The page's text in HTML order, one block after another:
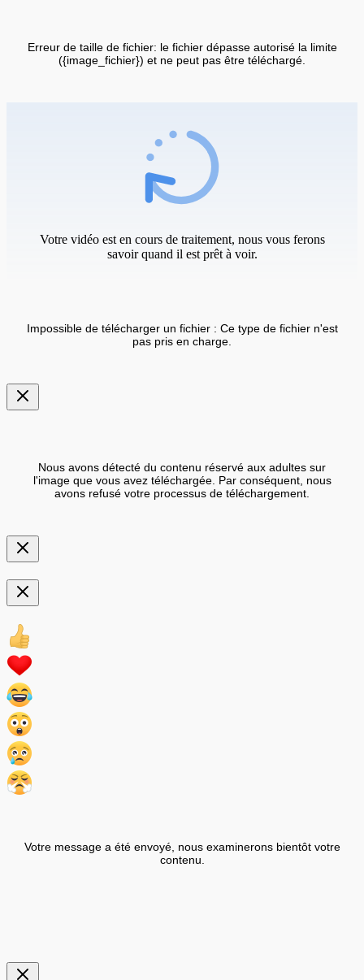
Erreur de taille de fichier: le fichier dépasse autorisé la limite
({image_fichier}) et ne peut pas être téléchargé.
Votre vidéo est en cours de traitement, nous vous ferons
savoir quand il est prêt à voir.
Impossible de télécharger un fichier : Ce type de fichier n'est
pas pris en charge.
Nous avons détecté du contenu réservé aux adultes sur
l'image que vous avez téléchargée. Par conséquent, nous
avons refusé votre processus de téléchargement.
Votre message a été envoyé, nous examinerons bientôt votre
contenu.